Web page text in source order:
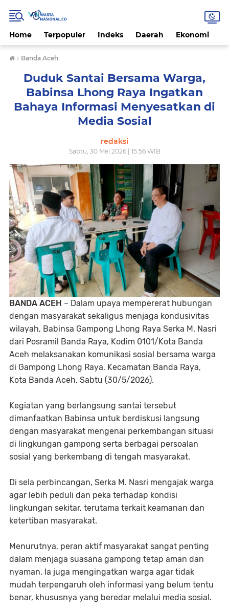
Home Terpopuler Indeks Daerah Ekonomi
› Banda Aceh
Duduk Santai Bersama Warga,
Babinsa Lhong Raya Ingatkan
Bahaya Informasi Menyesatkan di
Media Sosial
redaksi
Sabtu, 30 Mei 2026 | 15.56 WIB
BANDA ACEH – Dalam upaya mempererat hubungan
dengan masyarakat sekaligus menjaga kondusivitas
wilayah, Babinsa Gampong Lhong Raya Serka M. Nasri
dari Posramil Banda Raya, Kodim 0101/Kota Banda
Aceh melaksanakan komunikasi sosial bersama warga
di Gampong Lhong Raya, Kecamatan Banda Raya,
Kota Banda Aceh, Sabtu (30/5/2026).
Kegiatan yang berlangsung santai tersebut
dimanfaatkan Babinsa untuk berdiskusi langsung
dengan masyarakat mengenai perkembangan situasi
di lingkungan gampong serta berbagai persoalan
sosial yang berkembang di tengah masyarakat.
Di sela perbincangan, Serka M. Nasri mengajak warga
agar lebih peduli dan peka terhadap kondisi
lingkungan sekitar, terutama terkait keamanan dan
ketertiban masyarakat.
Menurutnya, peran aktif masyarakat sangat penting
dalam menjaga suasana gampong tetap aman dan
nyaman. Ia juga mengingatkan warga agar tidak
mudah terpengaruh oleh informasi yang belum tentu
benar, khususnya yang beredar melalui media sosial.